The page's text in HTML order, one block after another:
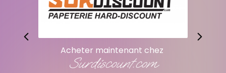
Acheter maintenant chez
Surdiscount.com